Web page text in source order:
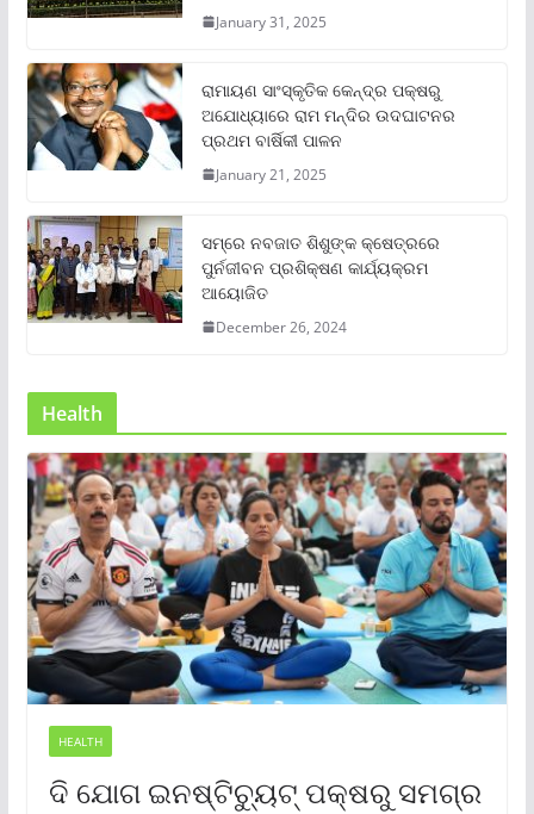
January 31, 2025
ରାମାୟଣ ସାଂସ୍କୃତିକ କେନ୍ଦ୍ର ପକ୍ଷରୁ
ଅଯୋଧ୍ୟାରେ ରାମ ମନ୍ଦିର ଉଦଘାଟନର
ପ୍ରଥମ ବାର୍ଷିକୀ ପାଳନ
January 21, 2025
ସମ୍‌ରେ ନବଜାତ ଶିଶୁଙ୍କ କ୍ଷେତ୍ରରେ
ପୁର୍ନଜୀବନ ପ୍ରଶିକ୍ଷଣ କାର୍ଯ୍ୟକ୍ରମ
ଆୟୋଜିତ
December 26, 2024
Health
HEALTH
ଦି ଯୋଗ ଇନଷ୍ଟିଚ୍ୟୁଟ୍ ପକ୍ଷରୁ ସମଗ୍ର